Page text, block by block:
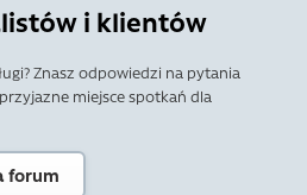
i klientów
Znasz odpowiedzi na pytania
miejsce spotkań dla
forum